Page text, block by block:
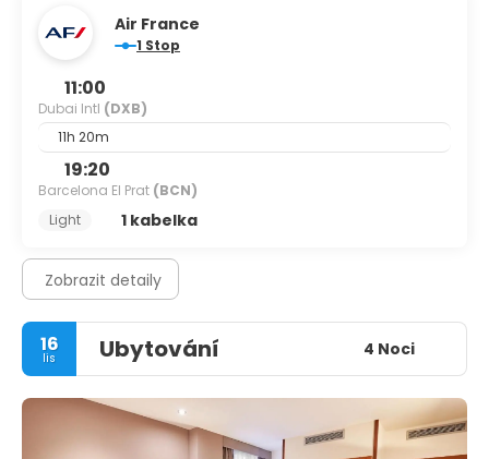
Air France
1 Stop
11:00
Dubai Intl (DXB)
11h 20m
19:20
Barcelona El Prat (BCN)
Light
1 kabelka
Zobrazit detaily
16
lis Ubytování 4 Noci